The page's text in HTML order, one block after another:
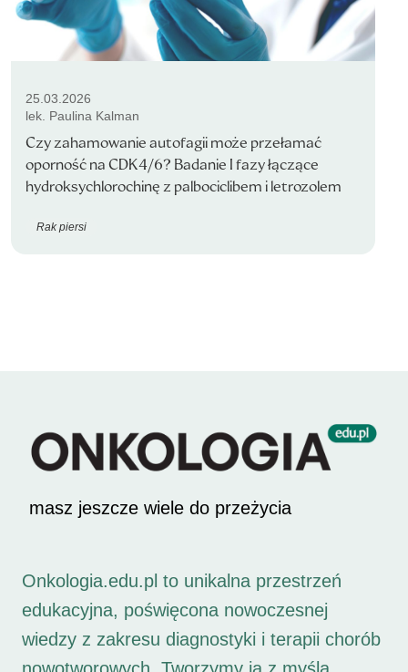
25.03.2026
lek. Paulina Kalman
Czy zahamowanie autofagii może przełamać
oporność na CDK4/6? Badanie I fazy łączące
hydroksychlorochinę z palbociclibem i letrozolem
Rak piersi
masz jeszcze wiele do przeżycia
Onkologia.edu.pl to unikalna przestrzeń
edukacyjna, poświęcona nowoczesnej
wiedzy z zakresu diagnostyki i terapii chorób